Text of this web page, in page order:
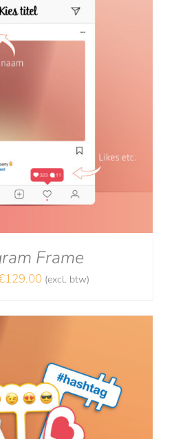
Frame
129.00Prijsklasse:
tot
(excl. btw)